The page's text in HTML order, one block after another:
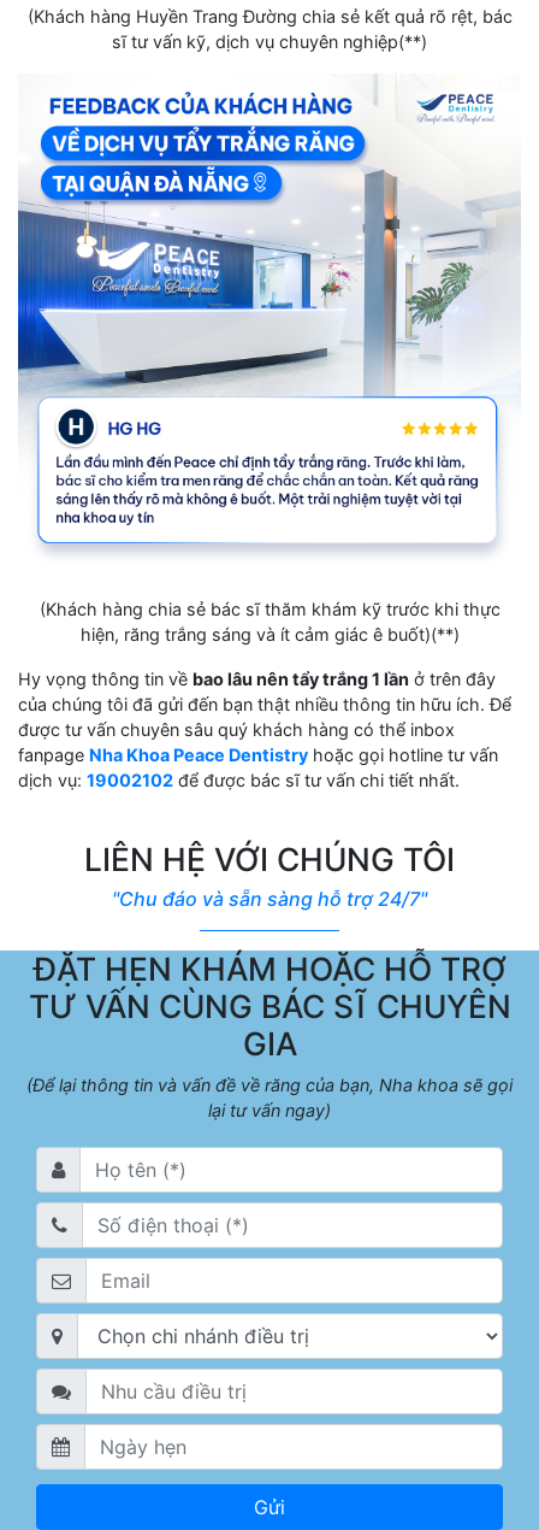
(Khách hàng Huyền Trang Đường chia sẻ kết quả rõ rệt, bác
sĩ tư vấn kỹ, dịch vụ chuyên nghiệp(**)
(Khách hàng chia sẻ bác sĩ thăm khám kỹ trước khi thực
hiện, răng trắng sáng và ít cảm giác ê buốt)(**)
Hy vọng thông tin về bao lâu nên tẩy trắng 1 lần ở trên đây
của chúng tôi đã gửi đến bạn thật nhiều thông tin hữu ích. Để
được tư vấn chuyên sâu quý khách hàng có thể inbox
fanpage Nha Khoa Peace Dentistry hoặc gọi hotline tư vấn
dịch vụ: 19002102 để được bác sĩ tư vấn chi tiết nhất.
LIÊN HỆ VỚI CHÚNG TÔI
"Chu đáo và sẵn sàng hỗ trợ 24/7"
ĐẶT HẸN KHÁM HOẶC HỖ TRỢ
TƯ VẤN CÙNG BÁC SĨ CHUYÊN
GIA
(Để lại thông tin và vấn đề về răng của bạn, Nha khoa sẽ gọi
lại tư vấn ngay)